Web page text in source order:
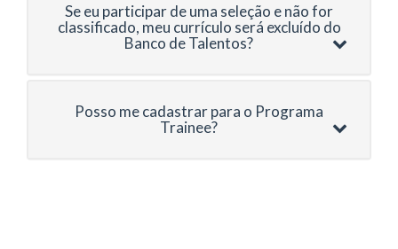
Se eu participar de uma seleção e não for
classificado, meu currículo será excluído do
Banco de Talentos?
Posso me cadastrar para o Programa
Trainee?